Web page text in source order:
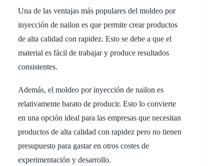
Una de las ventajas más populares del moldeo por
inyección de nailon es que permite crear productos
de alta calidad con rapidez. Esto se debe a que el
material es fácil de trabajar y produce resultados
consistentes.
Además, el moldeo por inyección de nailon es
relativamente barato de producir. Esto lo convierte
en una opción ideal para las empresas que necesitan
productos de alta calidad con rapidez pero no tienen
presupuesto para gastar en otros costes de
experimentación y desarrollo.